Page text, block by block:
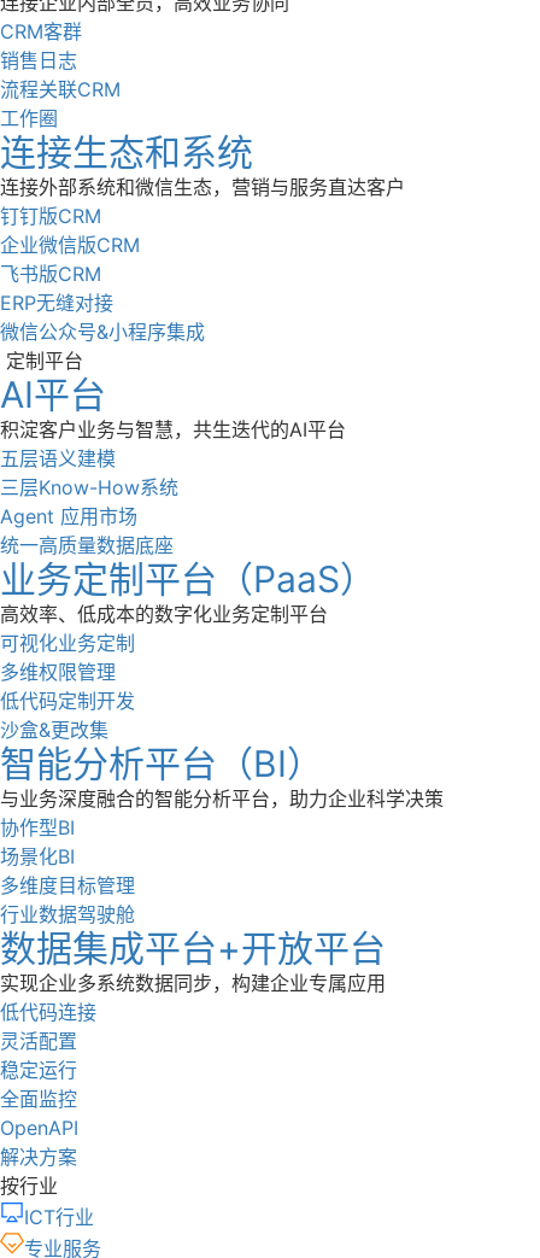
CRM客群
销售日志
流程关联CRM
工作圈
连接生态和系统
连接外部系统和微信生态，营销与服务直达客户
钉钉版CRM
企业微信版CRM
飞书版CRM
ERP无缝对接
微信公众号&小程序集成
定制平台
AI平台
积淀客户业务与智慧，共生迭代的AI平台
五层语义建模
三层Know-How系统
Agent 应用市场
统一高质量数据底座
业务定制平台（PaaS）
高效率、低成本的数字化业务定制平台
可视化业务定制
多维权限管理
低代码定制开发
沙盒&更改集
智能分析平台（BI）
与业务深度融合的智能分析平台，助力企业科学决策
协作型BI
场景化BI
多维度目标管理
行业数据驾驶舱
数据集成平台+开放平台
实现企业多系统数据同步，构建企业专属应用
低代码连接
灵活配置
稳定运行
全面监控
OpenAPI
解决方案
按行业
ICT行业
专业服务